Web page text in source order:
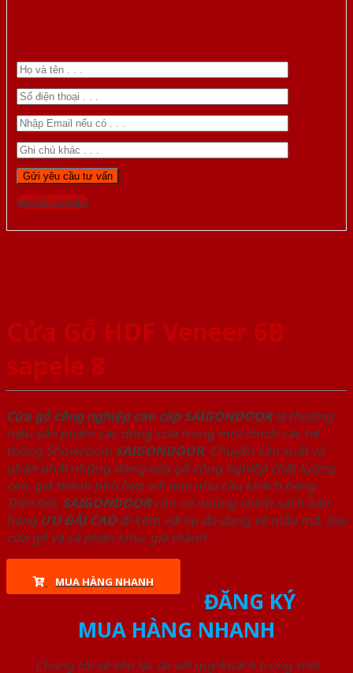
Gọi 0976.169.864
Cửa Gỗ HDF Veneer 6B
sapele 8
Cửa gỗ công nghiệp cao cấp SAIGONDOORlà thương
hiệu sản phẩm các dòng cửa trong một chuỗi các hệ
thống Showroom SAIGONDOOR. Chuyên sản xuất và
phân phối những dòng cửa gỗ công nghiệp chất lượng
cao, giá thành phù hợp với mọi nhu cầu khách hàng.
Trên hết, SAIGONDOORcòn có những chính sách bán
hàng ƯU ĐÃI CAOđi kèm với sự đa dạng về mẫu mã, loại
cửa gỗ và cả phân khúc giá thành.
MUA HÀNG NHANH
ĐĂNG KÝ
MUA HÀNG NHANH
Chúng tôi sẽ liên lạc lại với quý khách trong thời